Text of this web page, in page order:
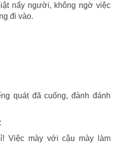
nẩy người, không ngờ việc
đi vào.
quát đã cuống, đành đánh
Việc mày với cậu mày làm